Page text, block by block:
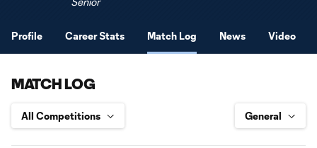
Profile Career Stats Match Log News Video
MATCH LOG